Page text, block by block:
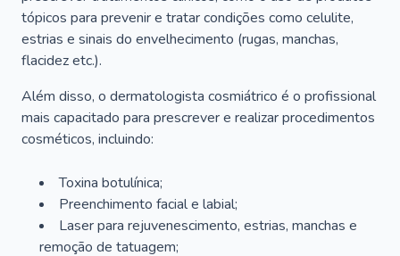
tópicos para prevenir e tratar condições como celulite,
estrias e sinais do envelhecimento (rugas, manchas,
flacidez etc.).
Além disso, o dermatologista cosmiátrico é o profissional
mais capacitado para prescrever e realizar procedimentos
cosméticos, incluindo:
Toxina botulínica;
Preenchimento facial e labial;
Laser para rejuvenescimento, estrias, manchas e
remoção de tatuagem;